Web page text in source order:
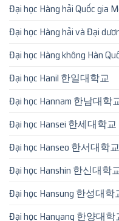
Đại học Hàng hải Quốc gia
Đại học Hàng hải và Đại
Đại học Hàng không Hàn
Đại học Hanil 한일대학교
Đại học Hannam 한남대학
Đại học Hansei 한세대학교
Đại học Hanseo 한서대학교
Đại học Hanshin 한신대학
Đại học Hansung 한성대학
Đại học Hanyang 한양대학